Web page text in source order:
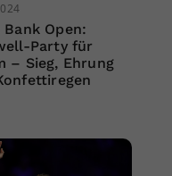
Bank Open:
Party für
– Sieg, Ehrung